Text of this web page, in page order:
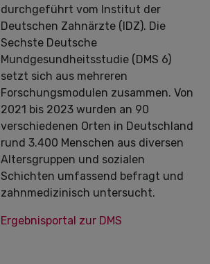
durchgeführt vom Institut der
Deutschen Zahnärzte (IDZ). Die
Sechste Deutsche
Mundgesundheitsstudie (DMS 6)
setzt sich aus mehreren
Forschungsmodulen zusammen. Von
2021 bis 2023 wurden an 90
verschiedenen Orten in Deutschland
rund 3.400 Menschen aus diversen
Altersgruppen und sozialen
Schichten umfassend befragt und
zahnmedizinisch untersucht.
Ergebnisportal zur DMS